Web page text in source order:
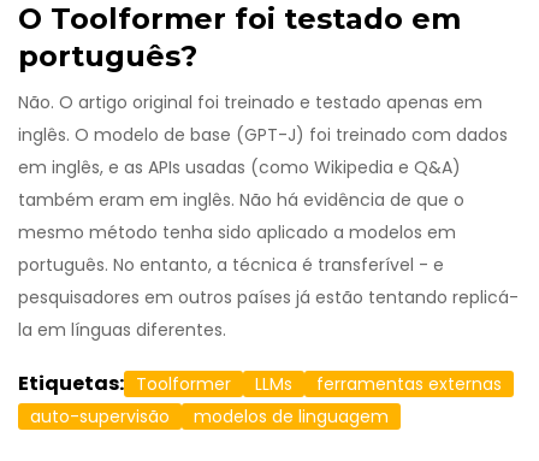
O Toolformer foi testado em
português?
Não. O artigo original foi treinado e testado apenas em
inglês. O modelo de base (GPT-J) foi treinado com dados
em inglês, e as APIs usadas (como Wikipedia e Q&A)
também eram em inglês. Não há evidência de que o
mesmo método tenha sido aplicado a modelos em
português. No entanto, a técnica é transferível - e
pesquisadores em outros países já estão tentando replicá-
la em línguas diferentes.
Etiquetas: Toolformer LLMs
ferramentas externas
auto-supervisão
modelos de linguagem